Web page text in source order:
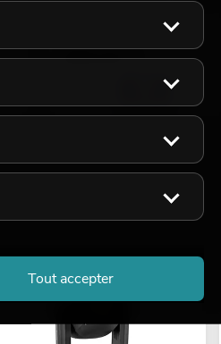
Le stock suffit pour env. 12 semaines.
899,00€
Tout accepter